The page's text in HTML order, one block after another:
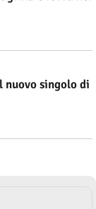
nuovo singolo di